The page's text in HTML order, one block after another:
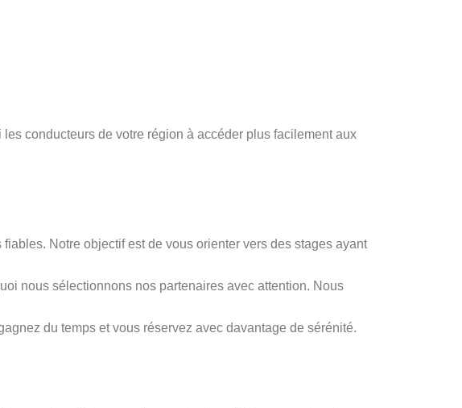
conducteurs de votre région à accéder plus facilement aux
Notre objectif est de vous orienter vers des stages ayant
nous sélectionnons nos partenaires avec attention. Nous
du temps et vous réservez avec davantage de sérénité.